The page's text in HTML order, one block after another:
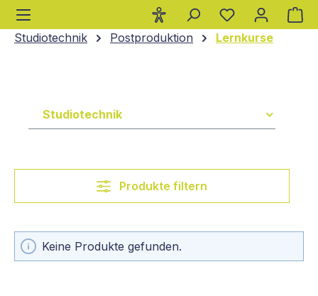
springen
Studiotechnik
Postproduktion Lernkurse
Studiotechnik
Produkte filtern
Keine Produkte gefunden.